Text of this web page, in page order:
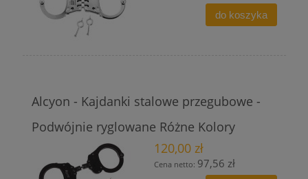
do koszyka
Alcyon - Kajdanki stalowe przegubowe -
Podwójnie ryglowane Różne Kolory
120,00 zł
Cena netto: 97,56 zł